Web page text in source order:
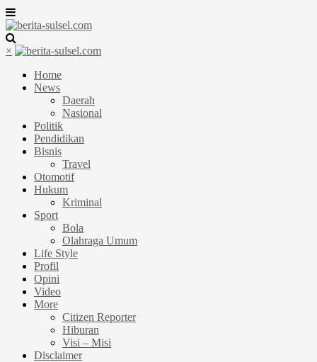
×
Home
News
Daerah
Nasional
Politik
Pendidikan
Bisnis
Travel
Otomotif
Hukum
Kriminal
Sport
Bola
Olahraga Umum
Life Style
Profil
Opini
Video
More
Citizen Reporter
Hiburan
Visi – Misi
Disclaimer